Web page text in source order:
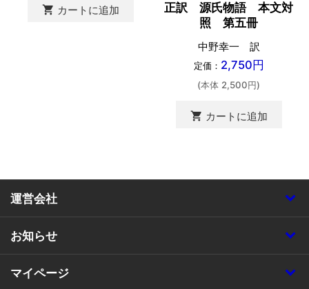
shopping_cart カートに追加
正訳 源氏物語 本文対
照 第五冊
中野幸一 訳
定価： 2,750円
(本体 2,500円)
shopping_cart カートに追加
運営会社
お知らせ
マイページ